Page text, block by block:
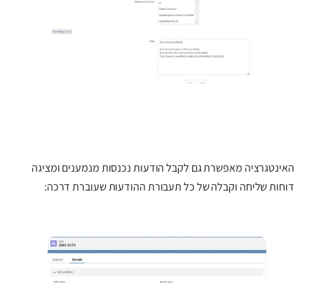
האינטגרציה מאפשרת גם לקבל הודעות נכנסות מנמענים ומציגה
דוחות שליחה וקבלה של כל תעבורת ההודעות שעוברת דרכה: